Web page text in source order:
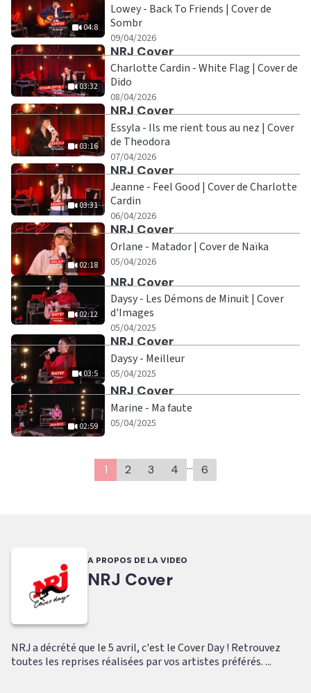
04:8
Lowey - Back To Friends | Cover de
Sombr
09/04/2026
03:32
Ecouter
NRJ Cover
Charlotte Cardin - White Flag | Cover de
Dido
08/04/2026
03:16
Ecouter
NRJ Cover
Essyla - Ils me rient tous au nez | Cover
de Theodora
07/04/2026
03:31
Ecouter
NRJ Cover
Jeanne - Feel Good | Cover de Charlotte
Cardin
06/04/2026
02:18
Ecouter
NRJ Cover
Orlane - Matador | Cover de Naïka
05/04/2026
02:12
Ecouter
NRJ Cover
Daysy - Les Démons de Minuit | Cover
d'Images
05/04/2025
03:5
Ecouter
NRJ Cover
Daysy - Meilleur
05/04/2025
02:59
Ecouter
NRJ Cover
Marine - Ma faute
05/04/2025
1 2 3 4 … 6
A PROPOS DE LA VIDEO
NRJ Cover
NRJ a décrété que le 5 avril, c'est le Cover Day ! Retrouvez
toutes les reprises réalisées par vos artistes préférés. ...